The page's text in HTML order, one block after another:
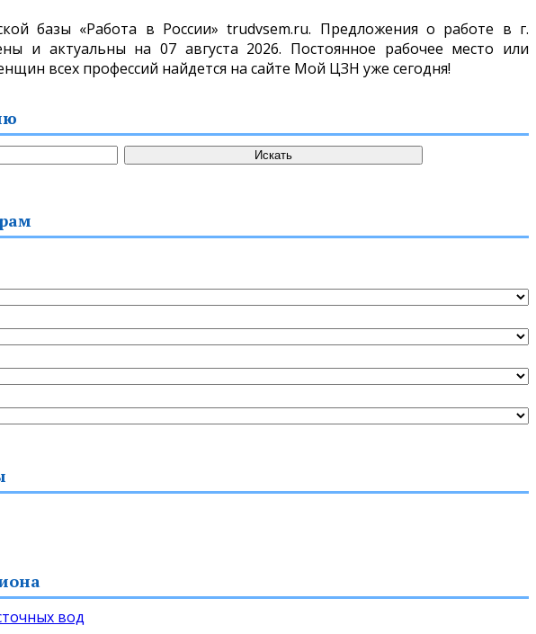
базы «Работа в России» trudvsem.ru. Предложения о работе в г.
и актуальны на 07 августа 2026. Постоянное рабочее место или
всех профессий найдется на сайте Мой ЦЗН уже сегодня!
вод